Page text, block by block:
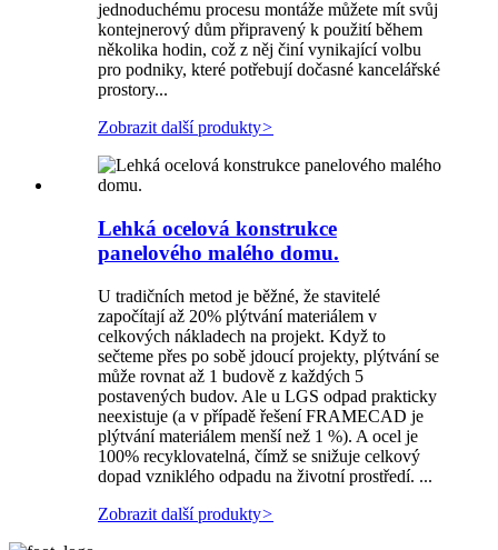
jednoduchému procesu montáže můžete mít svůj
kontejnerový dům připravený k použití během
několika hodin, což z něj činí vynikající volbu
pro podniky, které potřebují dočasné kancelářské
prostory...
Zobrazit další produkty>
Lehká ocelová konstrukce
panelového malého domu.
U tradičních metod je běžné, že stavitelé
započítají až 20% plýtvání materiálem v
celkových nákladech na projekt. Když to
sečteme přes po sobě jdoucí projekty, plýtvání se
může rovnat až 1 budově z každých 5
postavených budov. Ale u LGS odpad prakticky
neexistuje (a v případě řešení FRAMECAD je
plýtvání materiálem menší než 1 %). A ocel je
100% recyklovatelná, čímž se snižuje celkový
dopad vzniklého odpadu na životní prostředí. ...
Zobrazit další produkty>